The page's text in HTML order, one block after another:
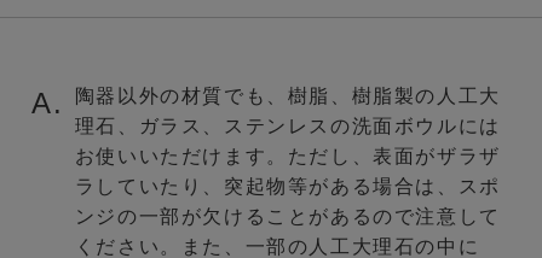
A.
陶器以外の材質でも、樹脂、樹脂製の人工大
理石、ガラス、ステンレスの洗面ボウルには
お使いいただけます。ただし、表面がザラザ
ラしていたり、突起物等がある場合は、スポ
ンジの一部が欠けることがあるので注意して
ください。また、一部の人工大理石の中に